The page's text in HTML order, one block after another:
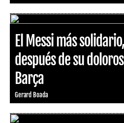
El Messi más
después de su
Barça
Gerard Boada